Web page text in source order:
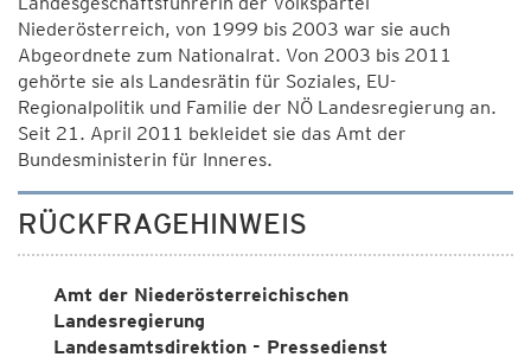
Niederösterreich, von 1999 bis 2003 war sie auch
Abgeordnete zum Nationalrat. Von 2003 bis 2011
gehörte sie als Landesrätin für Soziales, EU-
Regionalpolitik und Familie der NÖ Landesregierung an.
Seit 21. April 2011 bekleidet sie das Amt der
Bundesministerin für Inneres.
RÜCKFRAGEHINWEIS
Amt der Niederösterreichischen
Landesregierung
Landesamtsdirektion - Pressedienst